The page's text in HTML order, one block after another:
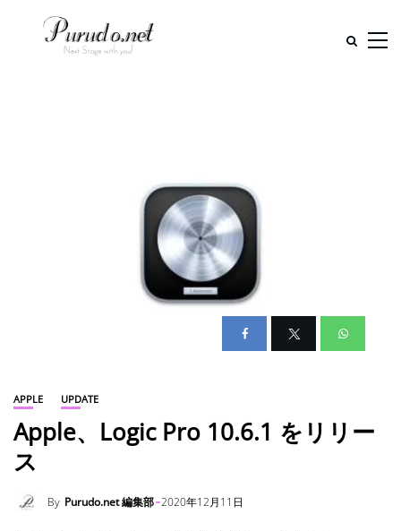
APPLE UPDATE
Apple、Logic Pro 10.6.1 をリリー
ス
By Purudo.net 編集部 2020年12月11日